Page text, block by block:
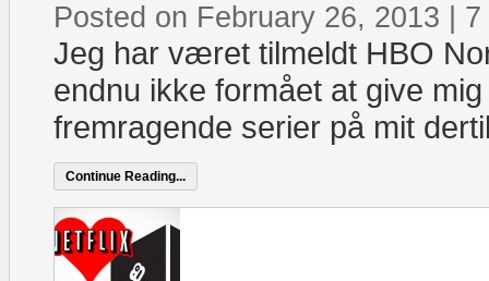
Posted on February 26, 2013 7
Jeg har været tilmeldt HBO
endnu ikke formået at give
fremragende serier på mit
Continue Reading...